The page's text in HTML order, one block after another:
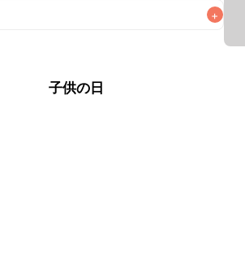
+
がりください。
子供の日